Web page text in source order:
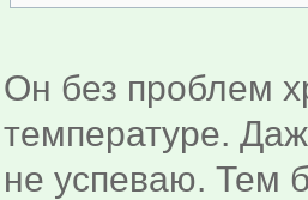
Он без проблем
температуре.
не успеваю. Тем